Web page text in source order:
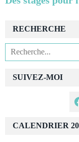
SUIVEZ-MOI
RECHERCHE
CALENDRIER